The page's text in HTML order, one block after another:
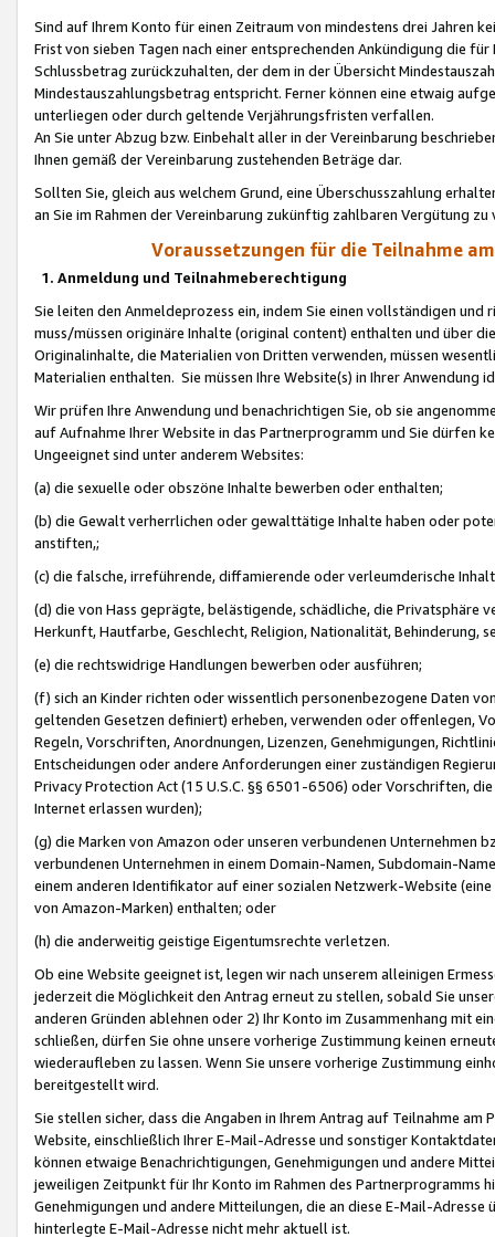
Sind auf Ihrem Konto für einen Zeitraum von mindestens drei Jahren
Frist von sieben Tagen nach einer entsprechenden Ankündigung die
Schlussbetrag zurückzuhalten, der dem in der Übersicht
Mindestauszahlungsbetrag entspricht. Ferner können eine etwaig
unterliegen oder durch geltende Verjährungsfristen verfallen.
An Sie unter Abzug bzw. Einbehalt aller in der Vereinbarung
Ihnen gemäß der Vereinbarung zustehenden Beträge dar.
Sollten Sie, gleich aus welchem Grund, eine Überschusszahlung
an Sie im Rahmen der Vereinbarung zukünftig zahlbaren Vergütung zu
Voraussetzungen für die Teilnahme
1. Anmeldung und Teilnahmeberechtigung
Sie leiten den Anmeldeprozess ein, indem Sie einen vollständigen
muss/müssen originäre Inhalte (original content) enthalten und über
Originalinhalte, die Materialien von Dritten verwenden, müssen
Materialien enthalten. Sie müssen Ihre Website(s) in Ihrer Anwendung
Wir prüfen Ihre Anwendung und benachrichtigen Sie, ob sie
auf Aufnahme Ihrer Website in das Partnerprogramm und Sie dürfen
Ungeeignet sind unter anderem Websites:
(a) die sexuelle oder obszöne Inhalte bewerben oder enthalten;
(b) die Gewalt verherrlichen oder gewalttätige Inhalte haben oder
anstiften,;
(c) die falsche, irreführende, diffamierende oder verleumderische
(d) die von Hass geprägte, belästigende, schädliche, die Privatsphäre
Herkunft, Hautfarbe, Geschlecht, Religion, Nationalität, Behinderung,
(e) die rechtswidrige Handlungen bewerben oder ausführen;
(f) sich an Kinder richten oder wissentlich personenbezogene Daten
geltenden Gesetzen definiert) erheben, verwenden oder offenlegen,
Regeln, Vorschriften, Anordnungen, Lizenzen, Genehmigungen,
Entscheidungen oder andere Anforderungen einer zuständigen
Privacy Protection Act (15 U.S.C. §§ 6501-6506) oder Vorschriften,
Internet erlassen wurden);
(g) die Marken von Amazon oder unseren verbundenen Unternehmen
verbundenen Unternehmen in einem Domain-Namen, Subdomain-
einem anderen Identifikator auf einer sozialen Netzwerk-Website
von Amazon-Marken) enthalten; oder
(h) die anderweitig geistige Eigentumsrechte verletzen.
Ob eine Website geeignet ist, legen wir nach unserem alleinigen
jederzeit die Möglichkeit den Antrag erneut zu stellen, sobald Sie
anderen Gründen ablehnen oder 2) Ihr Konto im Zusammenhang mit
schließen, dürfen Sie ohne unsere vorherige Zustimmung keinen
wiederaufleben zu lassen. Wenn Sie unsere vorherige Zustimmung
bereitgestellt wird.
Sie stellen sicher, dass die Angaben in Ihrem Antrag auf Teilnahme
Website, einschließlich Ihrer E-Mail-Adresse und sonstiger
können etwaige Benachrichtigungen, Genehmigungen und andere
jeweiligen Zeitpunkt für Ihr Konto im Rahmen des Partnerprogramms
Genehmigungen und andere Mitteilungen, die an diese E-Mail-
hinterlegte E-Mail-Adresse nicht mehr aktuell ist.